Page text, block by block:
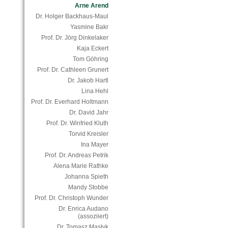
Arne Arend
Dr. Holger Backhaus-Maul
Yasmine Bakr
Prof. Dr. Jörg Dinkelaker
Kaja Eckert
Tom Göhring
Prof. Dr. Cathleen Grunert
Dr. Jakob Hartl
Lina Hehl
Prof. Dr. Everhard Holtmann
Dr. David Jahr
Prof. Dr. Winfried Kluth
Torvid Kreisler
Ina Mayer
Prof. Dr. Andreas Petrik
Alena Marie Rathke
Johanna Spieth
Mandy Stobbe
Prof. Dr. Christoph Wunder
Dr. Enrica Audano
(assoziiert)